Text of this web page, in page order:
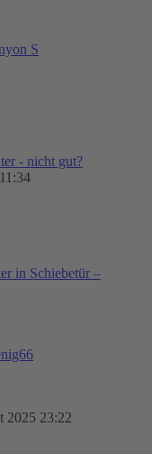
S
- nicht gut?
in Schiebetür –
2025 23:22